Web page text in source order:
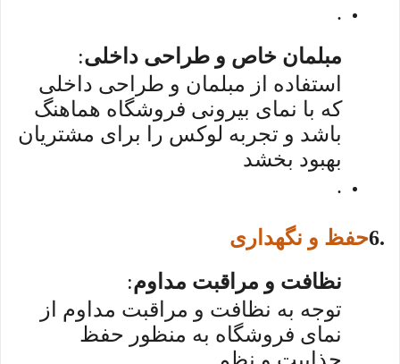
.
مبلمان خاص و طراحی داخلی:
استفاده از مبلمان و طراحی داخلی
که با نمای بیرونی فروشگاه هماهنگ
باشد و تجربه لوکس را برای مشتریان
بهبود بخشد
.
6.حفظ و نگهداری
نظافت و مراقبت مداوم:
توجه به نظافت و مراقبت مداوم از
نمای فروشگاه به منظور حفظ